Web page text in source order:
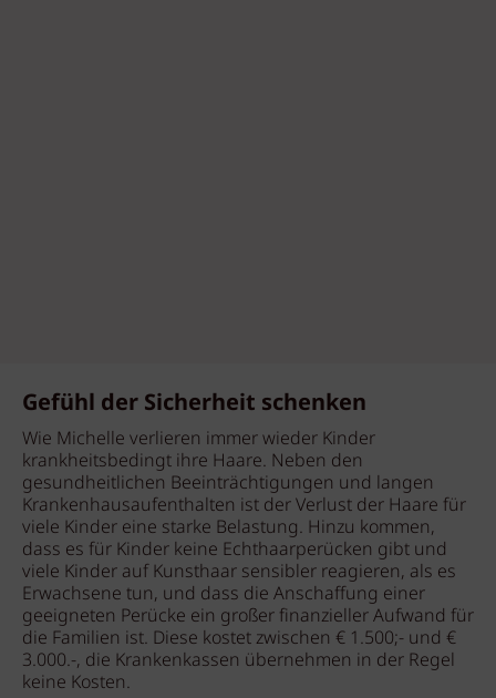
Gefühl der Sicherheit schenken
Wie Michelle verlieren immer wieder Kinder
krankheitsbedingt ihre Haare. Neben den
gesundheitlichen Beeinträchtigungen und langen
Krankenhausaufenthalten ist der Verlust der Haare für
viele Kinder eine starke Belastung. Hinzu kommen,
dass es für Kinder keine Echthaarperücken gibt und
viele Kinder auf Kunsthaar sensibler reagieren, als es
Erwachsene tun, und dass die Anschaffung einer
geeigneten Perücke ein großer finanzieller Aufwand für
die Familien ist. Diese kostet zwischen € 1.500;- und €
3.000.-, die Krankenkassen übernehmen in der Regel
keine Kosten.